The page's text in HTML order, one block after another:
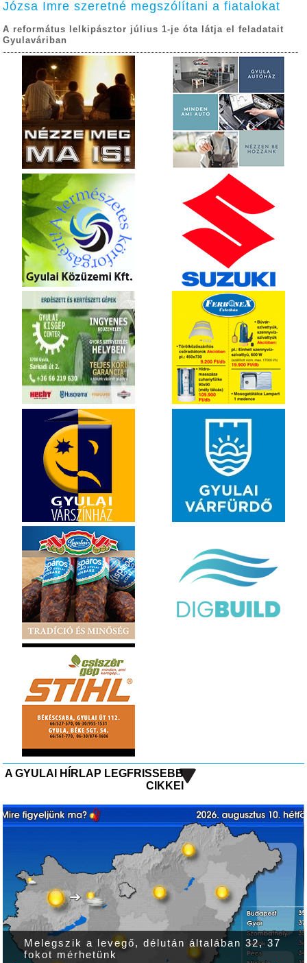
Józsa Imre szeretné megszólítani a fiatalokat
A református lelkipásztor július 1-je óta látja el feladatait
Gyulaváriban
A GYULAI HÍRLAP LEGFRISSEBB
CIKKEI
Melegszik a levegő, délután általában 32, 37
fokot mérhetünk